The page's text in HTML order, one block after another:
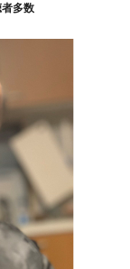
多数